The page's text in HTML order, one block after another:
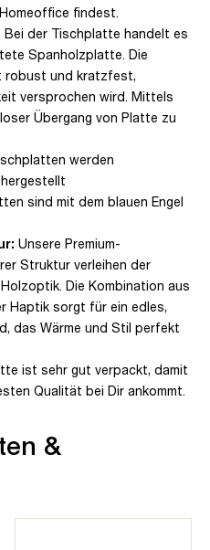
findest.
Bei der Tischplatte handelt es
Spanholzplatte. Die
robust und kratzfest,
versprochen wird. Mittels
Übergang von Platte zu
werden
sind mit dem blauen Engel
Unsere Premium-
Struktur verleihen der
Die Kombination aus
Haptik sorgt für ein edles,
das Wärme und Stil perfekt
ist sehr gut verpackt, damit
Qualität bei Dir ankommt.
&